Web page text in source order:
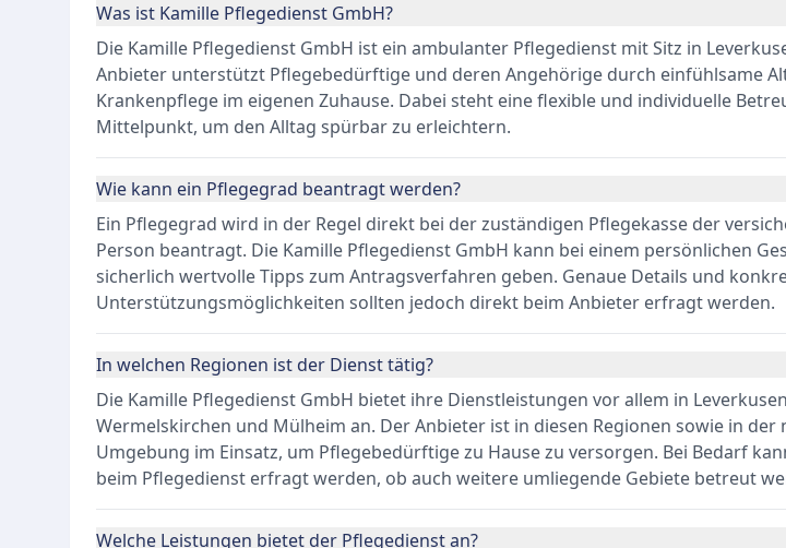
Was ist Kamille Pflegedienst GmbH?
Die Kamille Pflegedienst GmbH ist ein ambulanter Pflegedienst mit Sitz in
Anbieter unterstützt Pflegebedürftige und deren Angehörige durch einfühlsame
Krankenpflege im eigenen Zuhause. Dabei steht eine flexible und individuelle
Mittelpunkt, um den Alltag spürbar zu erleichtern.
Wie kann ein Pflegegrad beantragt werden?
Ein Pflegegrad wird in der Regel direkt bei der zuständigen Pflegekasse der
Person beantragt. Die Kamille Pflegedienst GmbH kann bei einem persönlichen
sicherlich wertvolle Tipps zum Antragsverfahren geben. Genaue Details und
Unterstützungsmöglichkeiten sollten jedoch direkt beim Anbieter erfragt werden.
In welchen Regionen ist der Dienst tätig?
Die Kamille Pflegedienst GmbH bietet ihre Dienstleistungen vor allem in
Wermelskirchen und Mülheim an. Der Anbieter ist in diesen Regionen sowie in der
Umgebung im Einsatz, um Pflegebedürftige zu Hause zu versorgen. Bei Bedarf
beim Pflegedienst erfragt werden, ob auch weitere umliegende Gebiete betreut
Welche Leistungen bietet der Pflegedienst an?